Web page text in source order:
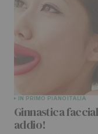
IN PRIMO PIANO ITALIA
Ginnastica
addio!